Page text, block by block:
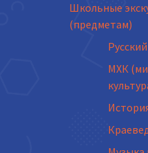
Школьные
(предметам)
МХК